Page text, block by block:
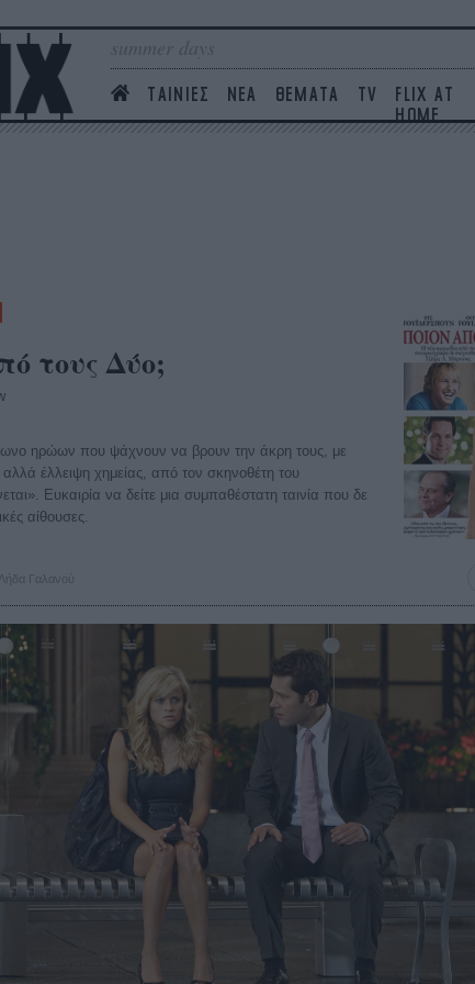
summer days
ΤΑΙΝΙΕΣ ΝΕΑ ΘΕΜΑΤΑ TV
FLIX AT
HOME
τους Δύο;
ηρώων που ψάχνουν να βρουν την άκρη τους, με
αλλά έλλειψη χημείας, από τον σκηνοθέτη του
Ευκαιρία να δείτε μια συμπαθέστατη ταινία που δε
αίθουσες.
Λήδα Γαλανού